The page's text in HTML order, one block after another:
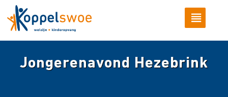
Jongerenavond Hezebrink